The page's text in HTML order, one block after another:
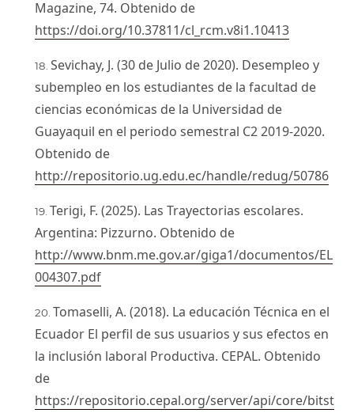
Magazine, 74. Obtenido de
https://doi.org/10.37811/cl_rcm.v8i1.10413
Sevichay, J. (30 de Julio de 2020). Desempleo y
subempleo en los estudiantes de la facultad de
ciencias económicas de la Universidad de
Guayaquil en el periodo semestral C2 2019-2020.
Obtenido de
http://repositorio.ug.edu.ec/handle/redug/50786
Terigi, F. (2025). Las Trayectorias escolares.
Argentina: Pizzurno. Obtenido de
http://www.bnm.me.gov.ar/giga1/documentos/EL
004307.pdf
Tomaselli, A. (2018). La educación Técnica en el
Ecuador El perfil de sus usuarios y sus efectos en
la inclusión laboral Productiva. CEPAL. Obtenido
de
https://repositorio.cepal.org/server/api/core/bitst